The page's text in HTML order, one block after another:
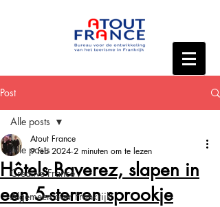
Post
Alle posts
Creative France
Algemeen over Frankrijk
Alle posts
Hôtels Baverez, slapen in
een 5-sterren sprookje
Atout France
9 feb 2024 2 minuten om te lezen